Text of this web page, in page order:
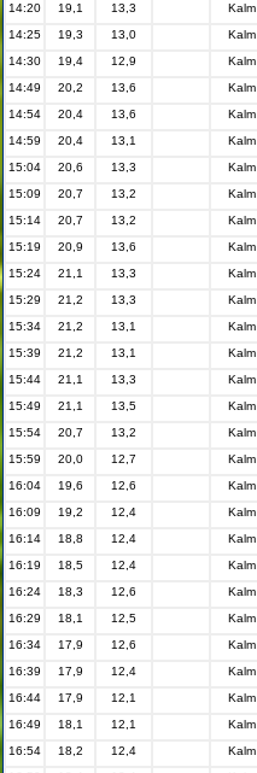
14:20
19,1 13,3 Kalm
14:25
19,3 13,0 Kalm
14:30
19,4 12,9 Kalm
14:49
20,2 13,6 Kalm
14:54
20,4 13,6 Kalm
14:59
20,4 13,1 Kalm
15:04
20,6 13,3 Kalm
15:09
20,7 13,2 Kalm
15:14
20,7 13,2 Kalm
15:19
20,9 13,6 Kalm
15:24
21,1 13,3 Kalm
15:29
21,2 13,3 Kalm
15:34
21,2 13,1 Kalm
15:39
21,2 13,1 Kalm
15:44
21,1 13,3 Kalm
15:49
21,1 13,5 Kalm
15:54
20,7 13,2 Kalm
15:59
20,0 12,7 Kalm
16:04
19,6 12,6 Kalm
16:09
19,2 12,4 Kalm
16:14
18,8 12,4 Kalm
16:19
18,5 12,4 Kalm
16:24
18,3 12,6 Kalm
16:29
18,1 12,5 Kalm
16:34
17,9 12,6 Kalm
16:39
17,9 12,4 Kalm
16:44
17,9 12,1 Kalm
16:49
18,1 12,1 Kalm
16:54
18,2 12,4 Kalm